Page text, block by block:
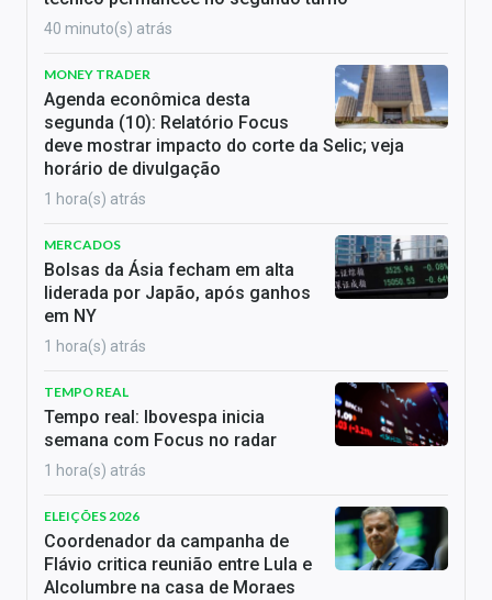
40 minuto(s) atrás
MONEY TRADER
Agenda econômica desta
segunda (10): Relatório Focus
deve mostrar impacto do corte da Selic; veja
horário de divulgação
1 hora(s) atrás
MERCADOS
Bolsas da Ásia fecham em alta
liderada por Japão, após ganhos
em NY
1 hora(s) atrás
TEMPO REAL
Tempo real: Ibovespa inicia
semana com Focus no radar
1 hora(s) atrás
ELEIÇÕES 2026
Coordenador da campanha de
Flávio critica reunião entre Lula e
Alcolumbre na casa de Moraes